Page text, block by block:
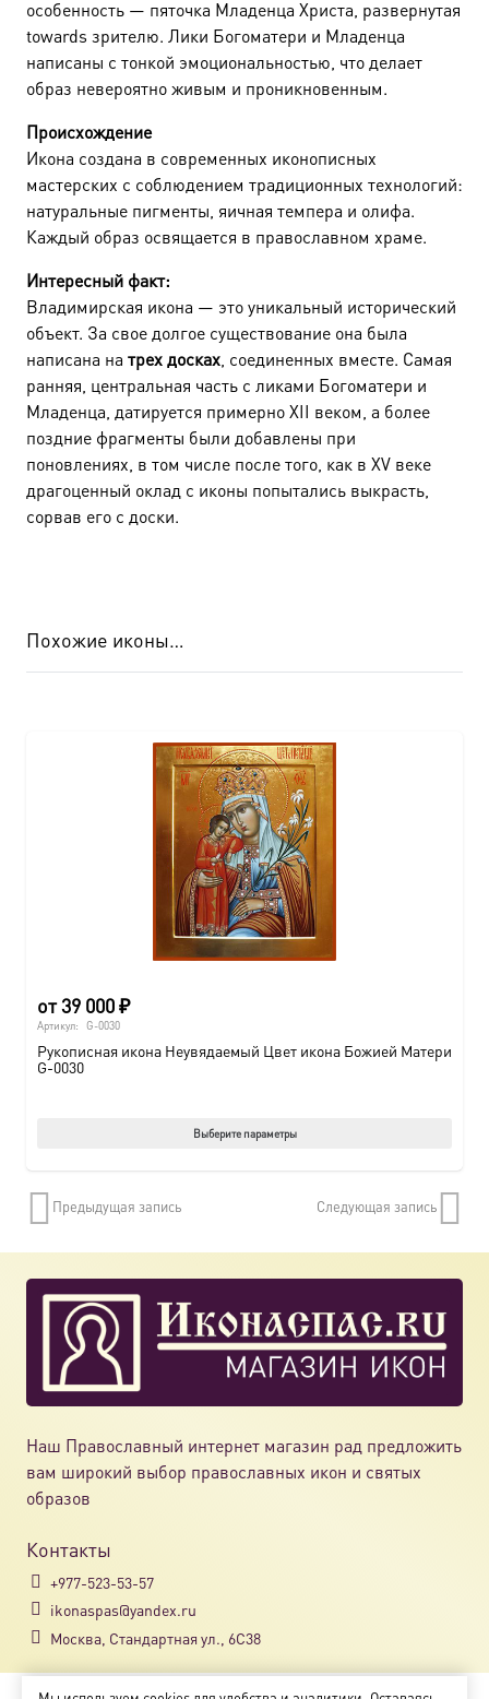
особенность — пяточка Младенца Христа, развернутая
towards зрителю. Лики Богоматери и Младенца
написаны с тонкой эмоциональностью, что делает
образ невероятно живым и проникновенным.
Происхождение
Икона создана в современных иконописных
мастерских с соблюдением традиционных технологий:
натуральные пигменты, яичная темпера и олифа.
Каждый образ освящается в православном храме.
Интересный факт:
Владимирская икона — это уникальный исторический
объект. За свое долгое существование она была
написана на трех досках, соединенных вместе. Самая
ранняя, центральная часть с ликами Богоматери и
Младенца, датируется примерно XII веком, а более
поздние фрагменты были добавлены при
поновлениях, в том числе после того, как в XV веке
драгоценный оклад с иконы попытались выкрасть,
сорвав его с доски.
Похожие иконы…
от39 000₽
Артикул: G-0030
Рукописная икона Неувядаемый Цвет икона Божией Матери
G-0030
Выберите параметры
можно
Предыдущая запись Следующая запись
Наш Православный интернет магазин рад предложить
вам широкий выбор православных икон и святых
образов
Контакты
+977-523-53-57
ikonaspas@yandex.ru
Москва, Стандартная ул., 6С38